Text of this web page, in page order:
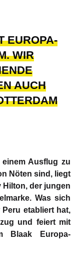
EUROPA-
WIR
AUCH
Ausflug zu
Nöten sind, liegt
Hilton, der jungen
Was sich
etabliert hat,
und feiert mit
Blaak Europa-